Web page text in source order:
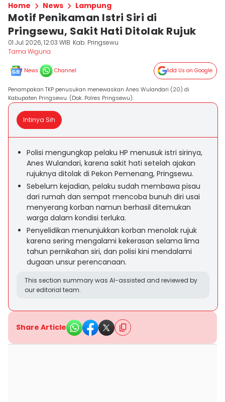
Home News Lampung
Motif Penikaman Istri Siri di
Pringsewu, Sakit Hati Ditolak Rujuk
01 Jul 2026, 12:03 WIB Kab. Pringsewu
Tama Wiguna
News Channel Add Us on Google
Penampakan TKP penusukan menewaskan Anes Wulandari (20) di
Kabupaten Pringsewu. (Dok. Polres Pringsewu).
Intinya Sih
Polisi mengungkap pelaku HP menusuk istri sirinya,
Anes Wulandari, karena sakit hati setelah ajakan
rujuknya ditolak di Pekon Pemenang, Pringsewu.
Sebelum kejadian, pelaku sudah membawa pisau
dari rumah dan sempat mencoba bunuh diri usai
menyerang korban namun berhasil ditemukan
warga dalam kondisi terluka.
Penyelidikan menunjukkan korban menolak rujuk
karena sering mengalami kekerasan selama lima
tahun pernikahan siri, dan polisi kini mendalami
dugaan unsur perencanaan.
This section summary was AI-assisted and reviewed by
our editorial team.
Share Article